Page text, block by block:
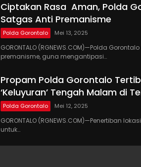
Ciptakan Rasa Aman, Polda
Satgas Anti Premanisme
Polda Gorontalo Mei 13, 2025
GORONTALO (RGNEWS.COM)—Polda
premanisme, guna mengantipasi…
Propam Polda Gorontalo
‘Keluyuran’ Tengah Malam di
Polda Gorontalo Mei 12, 2025
GORONTALO (RGNEWS.COM)—Penertiban
untuk…